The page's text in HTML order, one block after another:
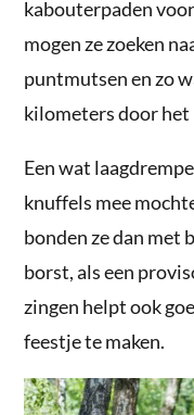
kabouterpaden
mogen ze zoeken
puntmutsen en zo
kilometers door het
Een wat
knuffels mee
bonden ze dan met
borst, als een
zingen helpt ook
feestje te maken.